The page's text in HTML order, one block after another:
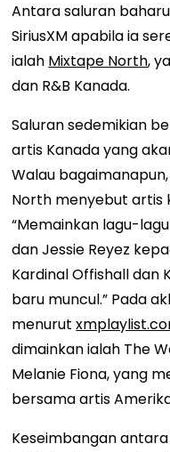
Antara saluran
SiriusXM apabila ia
ialah Mixtape North,
dan R&B Kanada.
Saluran sedemikian
artis Kanada yang
Walau
North menyebut artis
“Memainkan lagu-
dan Jessie Reyez
Kardinal Offishall dan
baru muncul.” Pada
menurut
dimainkan ialah The
Melanie Fiona, yang
bersama artis
Keseimbangan